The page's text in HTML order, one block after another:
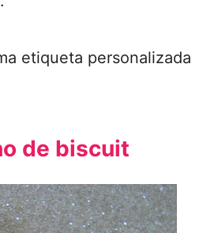
etiqueta personalizada
de biscuit